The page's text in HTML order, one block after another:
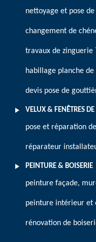
nettoyage et pose
changement de
travaux de zinguerie
habillage planche
devis pose de
VELUX & FENÊTRES DE
pose et réparation
réparateur
PEINTURE & BOISERIE
peinture façade,
peinture intérieur et
rénovation de